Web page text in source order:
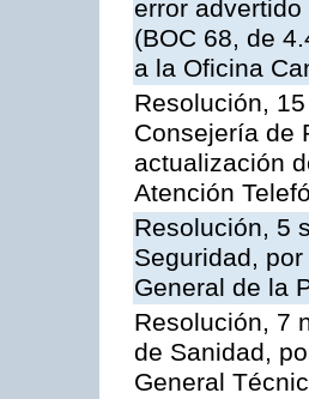
error
(BOC 68, de
a la Oficina
Resolución,
Consejería de
actualización
Atención
Resolución, 5
Seguridad,
General de la
Resolución, 7
de Sanidad,
General